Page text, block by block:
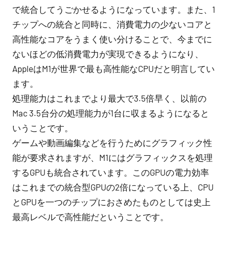
で統合してうごかせるようになっています。また、1
チップへの統合と同時に、消費電力の少ないコアと
高性能なコアをうまく使い分けることで、今までに
ないほどの低消費電力が実現できるようになり、
AppleはM1が世界で最も高性能なCPUだと明言してい
ます。
処理能力はこれまでより最大で3.5倍早く、以前の
Mac 3.5台分の処理能力が1台に収まるようになると
いうことです。
ゲームや動画編集などを行うためにグラフィック性
能が要求されますが、M1にはグラフィックスを処理
するGPUも統合されています。このGPUの電力効率
はこれまでの統合型GPUの2倍になっている上、CPU
とGPUを一つのチップにおさめたものとしては史上
最高レベルで高性能だということです。